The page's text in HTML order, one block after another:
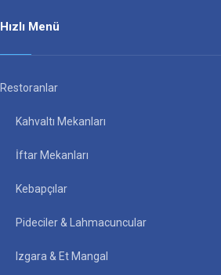
Hızlı Menü
Restoranlar
Kahvaltı Mekanları
İftar Mekanları
Kebapçılar
Pideciler & Lahmacuncular
Izgara & Et Mangal